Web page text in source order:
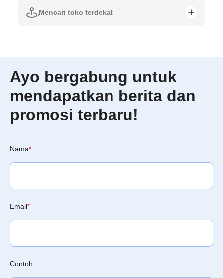
Mencari toko terdekat
Ayo bergabung untuk
mendapatkan berita dan
promosi terbaru!
Nama*
Email*
Contoh